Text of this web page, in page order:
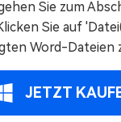
Sie zum
Sie auf
Word-Dateien
JETZT